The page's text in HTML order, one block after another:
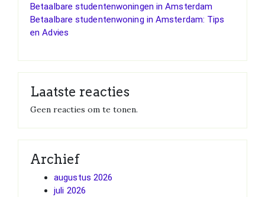
Betaalbare studentenwoningen in Amsterdam
Betaalbare studentenwoning in Amsterdam: Tips
en Advies
Laatste reacties
Geen reacties om te tonen.
Archief
augustus 2026
juli 2026